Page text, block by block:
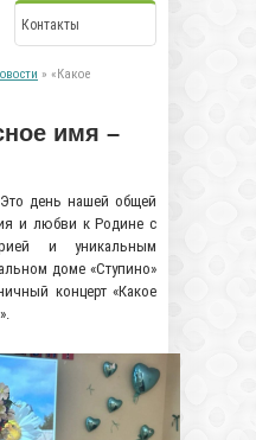
Контакты
» «Какое
имя –
день нашей общей
и любви к Родине с
и уникальным
доме «Ступино»
концерт «Какое